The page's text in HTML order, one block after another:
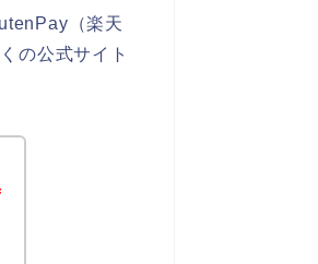
（楽天
の公式サイト